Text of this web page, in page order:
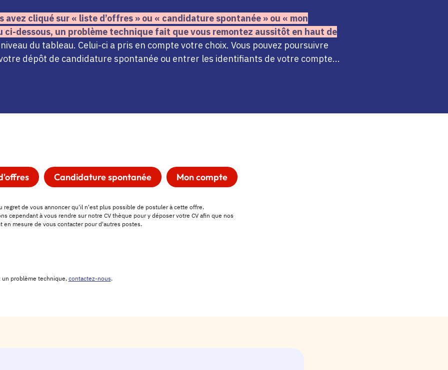
cliqué sur « liste d’offres » ou « candidature spontanée » ou « mon
ci-dessous, un problème technique fait que vous remontez aussitôt en haut de
du tableau. Celui-ci a pris en compte votre choix. Vous pouvez poursuivre
dépôt de candidature spontanée ou entrer les identifiants de votre compte...